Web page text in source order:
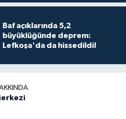
Baf açıklarında 5,2
büyüklüğünde deprem:
Lefkoşa'da da hissedildi!